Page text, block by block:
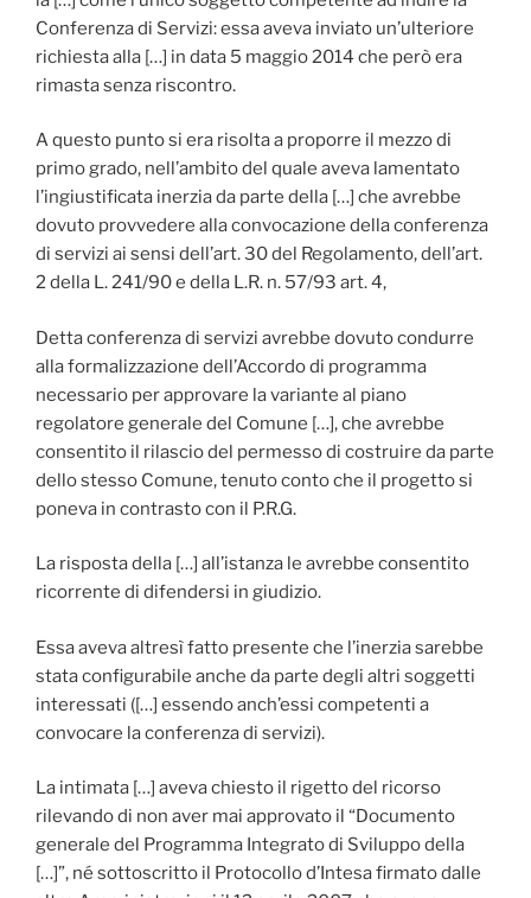
Conferenza di Servizi: essa aveva inviato un’ulteriore
richiesta alla […] in data 5 maggio 2014 che però era
rimasta senza riscontro.
A questo punto si era risolta a proporre il mezzo di
primo grado, nell’ambito del quale aveva lamentato
l’ingiustificata inerzia da parte della […] che avrebbe
dovuto provvedere alla convocazione della conferenza
di servizi ai sensi dell’art. 30 del Regolamento, dell’art.
2 della L. 241/90 e della L.R. n. 57/93 art. 4,
Detta conferenza di servizi avrebbe dovuto condurre
alla formalizzazione dell’Accordo di programma
necessario per approvare la variante al piano
regolatore generale del Comune […], che avrebbe
consentito il rilascio del permesso di costruire da parte
dello stesso Comune, tenuto conto che il progetto si
poneva in contrasto con il P.R.G.
La risposta della […] all’istanza le avrebbe consentito
ricorrente di difendersi in giudizio.
Essa aveva altresì fatto presente che l’inerzia sarebbe
stata configurabile anche da parte degli altri soggetti
interessati ([…] essendo anch’essi competenti a
convocare la conferenza di servizi).
La intimata […] aveva chiesto il rigetto del ricorso
rilevando di non aver mai approvato il “Documento
generale del Programma Integrato di Sviluppo della
[…]”, né sottoscritto il Protocollo d’Intesa firmato dalle